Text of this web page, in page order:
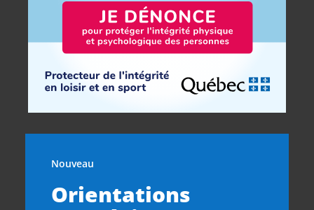
Nouveau
Orientations